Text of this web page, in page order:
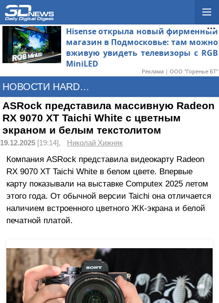
Hisense открыла новый фирменный
магазин в Подмосковье: там можно
вживую увидеть телевизоры с RGB
MiniLED
Реклама | ООО "Горенье БТ"
НОВОСТИ HARDWARE
ASRock представила массивную Radeon
RX 9070 XT Taichi White с цветным
экраном и белым текстолитом
19.12.2025 [19:14], Николай Хижняк
Компания ASRock представила видеокарту Radeon
RX 9070 XT Taichi White в белом цвете. Впервые
карту показывали на выставке Computex 2025 летом
этого года. От обычной версии Taichi она отличается
наличием встроенного цветного ЖК-экрана и белой
печатной платой.